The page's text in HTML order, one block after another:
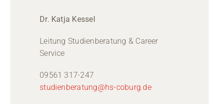
Dr. Katja Kessel
Leitung Studienberatung & Career
Service
09561 317-247
studienberatung@hs-coburg.de